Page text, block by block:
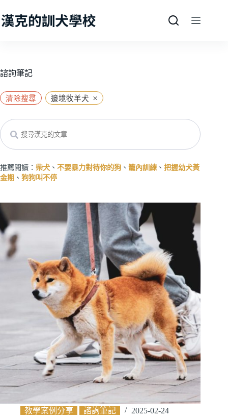
至
容
諮詢筆記
清除搜尋 邊境牧羊犬 ×
Search
推薦閱讀： 柴犬 、 不要暴力對待你的狗 、 籠內訓練 、 把握幼犬黃
金期 、 狗狗叫不停
教學案例分享 諮詢筆記 2025-02-24